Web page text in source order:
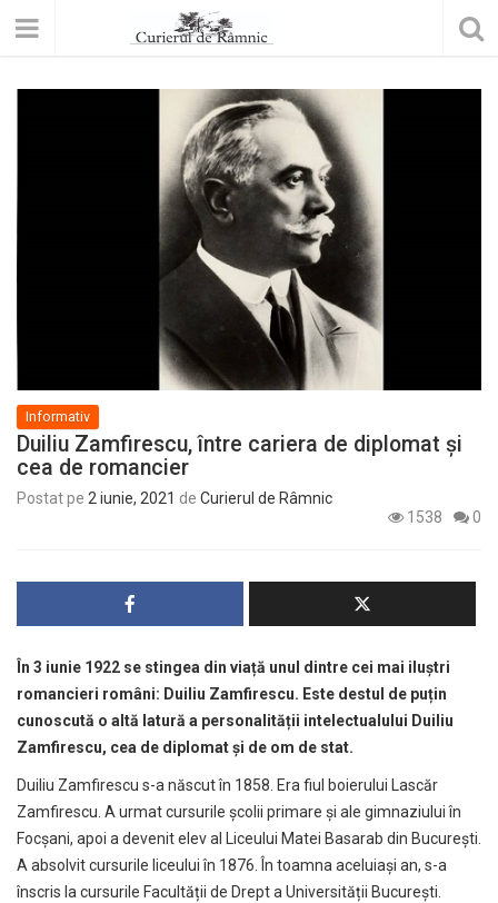
Informativ
Duiliu Zamfirescu, între cariera de diplomat și
cea de romancier
Postat pe 2 iunie, 2021 de Curierul de Râmnic
1538
0
În 3 iunie 1922 se stingea din viață unul dintre cei mai iluștri
romancieri români: Duiliu Zamfirescu. Este destul de puțin
cunoscută o altă latură a personalității intelectualului Duiliu
Zamfirescu, cea de diplomat și de om de stat.
Duiliu Zamfirescu s-a născut în 1858. Era fiul boierului Lascăr
Zamfirescu. A urmat cursurile școlii primare și ale gimnaziului în
Focșani, apoi a devenit elev al Liceului Matei Basarab din București.
A absolvit cursurile liceului în 1876. În toamna aceluiași an, s-a
înscris la cursurile Facultății de Drept a Universității București.